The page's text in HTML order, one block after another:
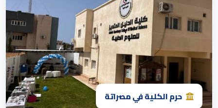
حرم الكلية في مصراتة